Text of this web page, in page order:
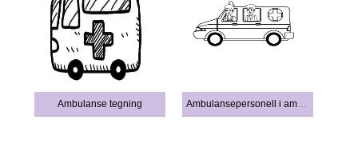
Ambulanse tegning Ambulansepersonell i ambulanse